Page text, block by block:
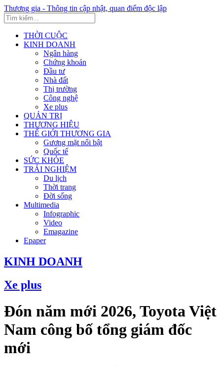
Thương gia - Thông tin cập nhật, quan điểm độc lập
THỜI CUỘC
KINH DOANH
Ngân hàng
Chứng khoán
Đầu tư
Nhà đất
Thị trường
Công nghệ
Xe plus
QUẢN TRỊ
THƯƠNG HIỆU
THẾ GIỚI THƯƠNG GIA
Gương mặt nổi bật
Quốc tế
SỨC KHỎE
TRẢI NGHIỆM
Du lịch
Thời trang
Đời sống
Multimedia
Infographic
Video
Emagazine
Epaper
KINH DOANH
Xe plus
Đón năm mới 2026, Toyota Việt
Nam công bố tổng giám đốc
mới